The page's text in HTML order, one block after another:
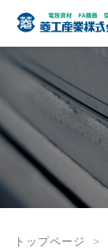
トップページ